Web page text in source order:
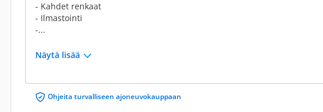
- Kahdet renkaat
- Ilmastointi
-...
Näytä lisää
Ohjeita turvalliseen ajoneuvokauppaan